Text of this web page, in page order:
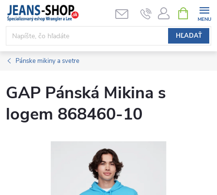
Prejsť
obsah
HĽADAŤ
KOŠÍK
Pánske mikiny a svetre
GAP Pánská Mikina s
logem 868460-10